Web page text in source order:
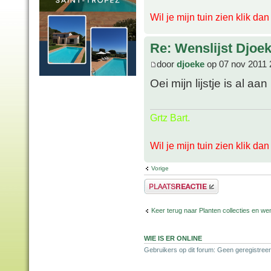
Wil je mijn tuin zien klik dan
Re: Wenslijst
door djoeke op 07 nov 2011
Oei mijn lijstje is al
Grtz Bart.
Wil je mijn tuin zien klik dan
Vorige
Plaats een reactie
Keer terug naar Planten collecties en
WIE IS ER ONLINE
Gebruikers op dit forum: Geen